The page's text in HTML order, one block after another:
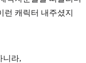
런 캐릭터 내주셨지
니라,